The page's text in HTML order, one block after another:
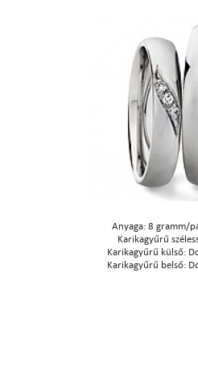
Anyaga: 8 gramm/
Karikagyűrű
Karikagyűrű külső:
Karikagyűrű belső: